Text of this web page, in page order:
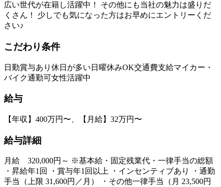
広い世代が在籍し活躍中！ その他にも当社の魅力は盛りだ
くさん！ 少しでも気になった方はお早めにエントリーくだ
さい♪
こだわり条件
日勤賞与あり 休日が多い 日曜休みOK交通費支給マイカー・
バイク通勤可女性活躍中
給与
【年収】400万円〜、【月給】32万円〜
給与詳細
月給 320,000円～ ※基本給・固定残業代・一律手当の総額
・昇給年1回 ・賞与年1回以上 ・インセンティブあり ・通勤
手当（上限 31,600円／月） ・その他一律手当（月 23,500円